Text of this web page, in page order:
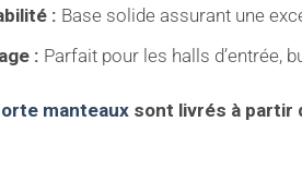
: Base solide assurant une
: Parfait pour les halls d’entrée,
manteaux sont livrés à partir